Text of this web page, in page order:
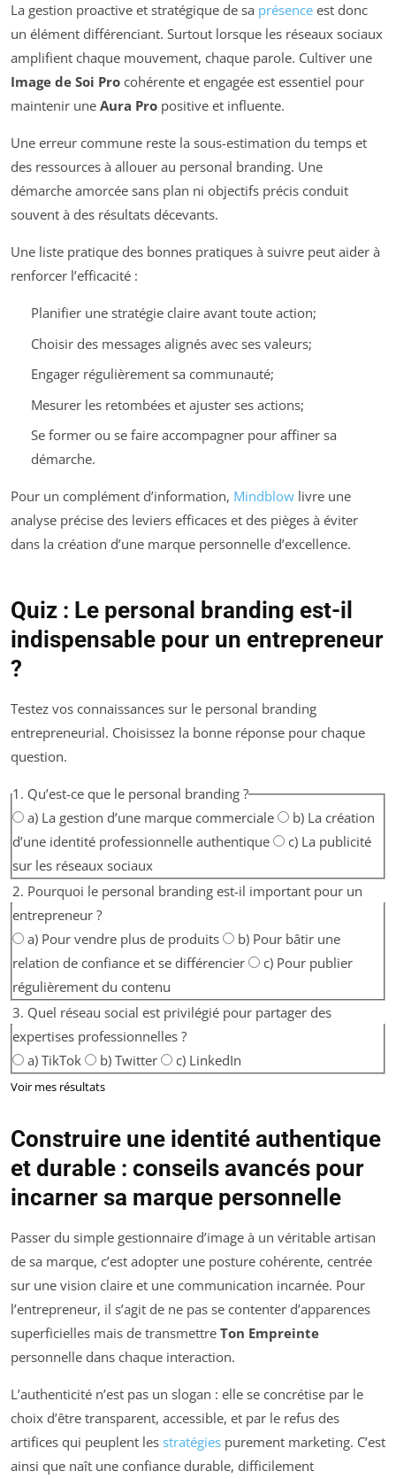
La gestion proactive et stratégique de sa présence est donc
un élément différenciant. Surtout lorsque les réseaux sociaux
amplifient chaque mouvement, chaque parole. Cultiver une
Image de Soi Pro cohérente et engagée est essentiel pour
maintenir une Aura Pro positive et influente.
Une erreur commune reste la sous-estimation du temps et
des ressources à allouer au personal branding. Une
démarche amorcée sans plan ni objectifs précis conduit
souvent à des résultats décevants.
Une liste pratique des bonnes pratiques à suivre peut aider à
renforcer l’efficacité :
Planifier une stratégie claire avant toute action;
Choisir des messages alignés avec ses valeurs;
Engager régulièrement sa communauté;
Mesurer les retombées et ajuster ses actions;
Se former ou se faire accompagner pour affiner sa
démarche.
Pour un complément d’information, Mindblow livre une
analyse précise des leviers efficaces et des pièges à éviter
dans la création d’une marque personnelle d’excellence.
Quiz : Le personal branding est-il
indispensable pour un entrepreneur
?
Testez vos connaissances sur le personal branding
entrepreneurial. Choisissez la bonne réponse pour chaque
question.
1. Qu’est-ce que le personal branding ?
a) La gestion d’une marque commerciale
b) La création
d’une identité professionnelle authentique
c) La publicité
sur les réseaux sociaux
2. Pourquoi le personal branding est-il important pour un
entrepreneur ?
a) Pour vendre plus de produits
b) Pour bâtir une
relation de confiance et se différencier
c) Pour publier
régulièrement du contenu
3. Quel réseau social est privilégié pour partager des
expertises professionnelles ?
a) TikTok
b) Twitter c) LinkedIn
Voir mes résultats
Construire une identité authentique
et durable : conseils avancés pour
incarner sa marque personnelle
Passer du simple gestionnaire d’image à un véritable artisan
de sa marque, c’est adopter une posture cohérente, centrée
sur une vision claire et une communication incarnée. Pour
l’entrepreneur, il s’agit de ne pas se contenter d’apparences
superficielles mais de transmettre Ton Empreinte
personnelle dans chaque interaction.
L’authenticité n’est pas un slogan : elle se concrétise par le
choix d’être transparent, accessible, et par le refus des
artifices qui peuplent les stratégies purement marketing. C’est
ainsi que naît une confiance durable, difficilement